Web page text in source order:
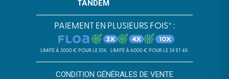
TANDEM
PAIEMENT EN PLUSIEURS FOIS* :
LIMITÉ À 3000 € POUR LE 10X. LIMITÉ À 6000 € POUR LE 3X ET 4X.
CONDITION GÉNÉRALES DE VENTE